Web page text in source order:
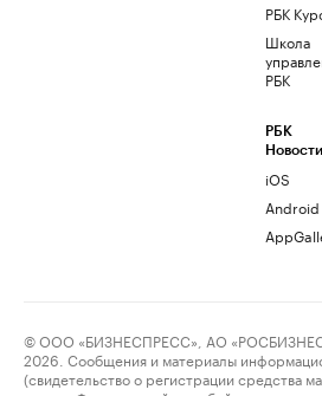
РБК
Школа
РБК
РБК
Новости
iOS
Android
© ООО «БИЗНЕСПРЕСС», АО
2026. Сообщения и материалы
(свидетельство о регистрации средства